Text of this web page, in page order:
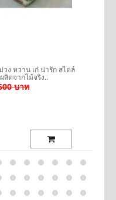
ง หวาน เก๋ น่ารัก สไตล์
ลิตจากไม้จริง..
บาท